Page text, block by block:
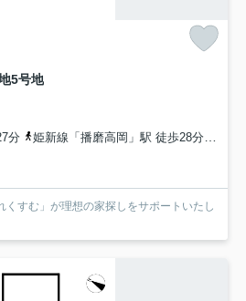
5号地
分
姫新線「播磨高岡」駅 徒歩28分
くすむ」が理想の家探しをサポートいたし